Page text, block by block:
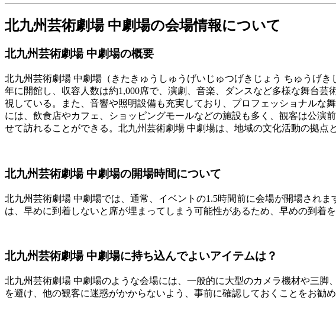
北九州芸術劇場 中劇場の会場情報について
北九州芸術劇場 中劇場の概要
北九州芸術劇場 中劇場（きたきゅうしゅうげいじゅつげきじょう ちゅうげ
年に開館し、収容人数は約1,000席で、演劇、音楽、ダンスなど多様な舞台
視している。また、音響や照明設備も充実しており、プロフェッショナルな
には、飲食店やカフェ、ショッピングモールなどの施設も多く、観客は公
せて訪れることができる。北九州芸術劇場 中劇場は、地域の文化活動の拠点
北九州芸術劇場 中劇場の開場時間について
北九州芸術劇場 中劇場では、通常、イベントの1.5時間前に会場が開場され
は、早めに到着しないと席が埋まってしまう可能性があるため、早めの到着を
北九州芸術劇場 中劇場に持ち込んでよいアイテムは？
北九州芸術劇場 中劇場のような会場には、一般的に大型のカメラ機材や三
を避け、他の観客に迷惑がかからないよう、事前に確認しておくことをお勧め